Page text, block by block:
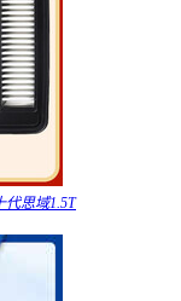
代思域1.5T